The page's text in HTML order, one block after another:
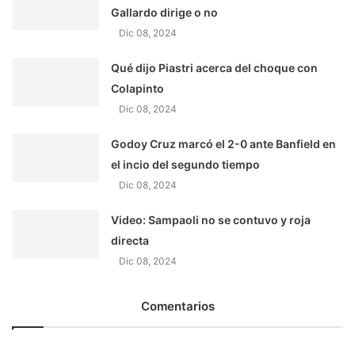
Gallardo dirige o no
Dic 08, 2024
Qué dijo Piastri acerca del choque con
Colapinto
Dic 08, 2024
Godoy Cruz marcó el 2-0 ante Banfield en
el incio del segundo tiempo
Dic 08, 2024
Video: Sampaoli no se contuvo y roja
directa
Dic 08, 2024
Comentarios